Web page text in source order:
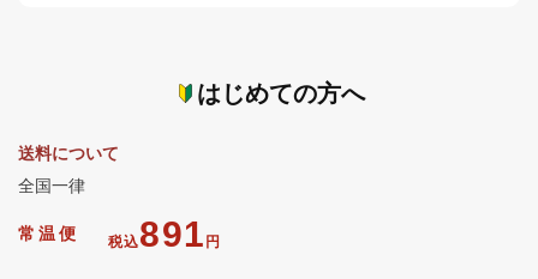
はじめての方へ
送料について
全国一律
常温便 税込891 円